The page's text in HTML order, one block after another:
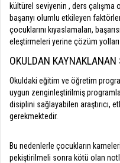
kültürel seviyenin , ders çalışma
başarıyı olumlu etkileyen
çocuklarını kıyaslamaları,
eleştirmeleri yerine çözüm yolları
OKULDAN KAYNAKLANAN
Okuldaki eğitim ve öğretim
uygun zenginleştirilmiş
disiplini sağlayabilen araştırıcı,
gerekmektedir.
Bu nedenlerle çocukların
pekiştirilmeli sonra kötü olan